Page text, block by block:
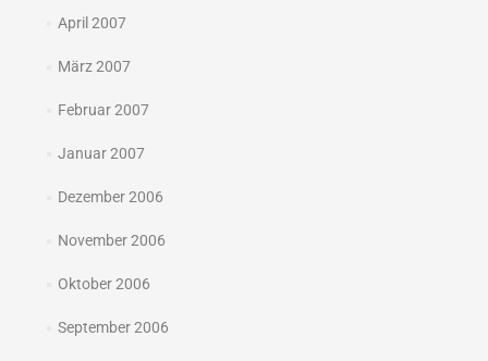
April 2007
März 2007
Februar 2007
Januar 2007
Dezember 2006
November 2006
Oktober 2006
September 2006